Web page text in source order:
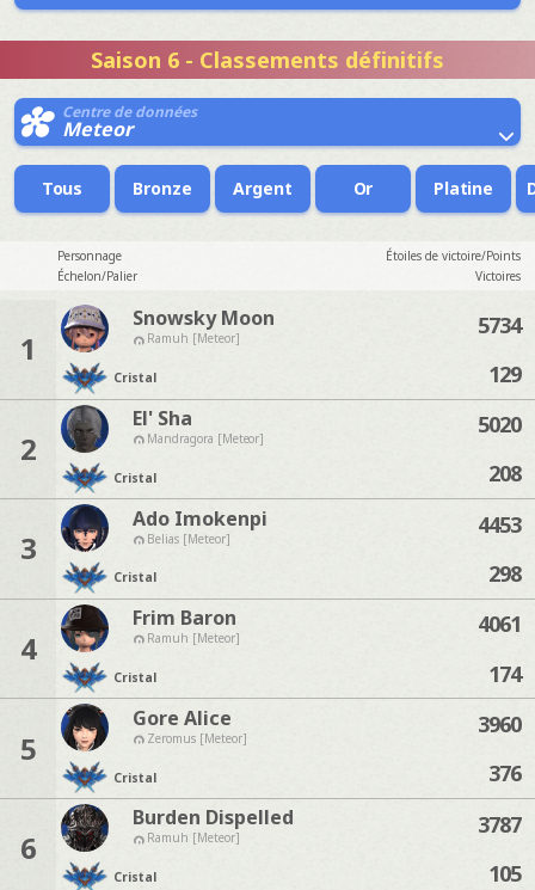
Saison 6 - Classements définitifs
Centre de données
Meteor
Tous Bronze Argent Or Platine
Personnage
Étoiles de victoire/Points
Échelon/Palier
Victoires
1
Snowsky Moon
Ramuh [Meteor]
Cristal
5734
129
2
El' Sha
Mandragora [Meteor]
Cristal
5020
208
3
Ado Imokenpi
Belias [Meteor]
Cristal
4453
298
4
Frim Baron
Ramuh [Meteor]
Cristal
4061
174
5
Gore Alice
Zeromus [Meteor]
Cristal
3960
376
6
Burden Dispelled
Ramuh [Meteor]
Cristal
3787
105